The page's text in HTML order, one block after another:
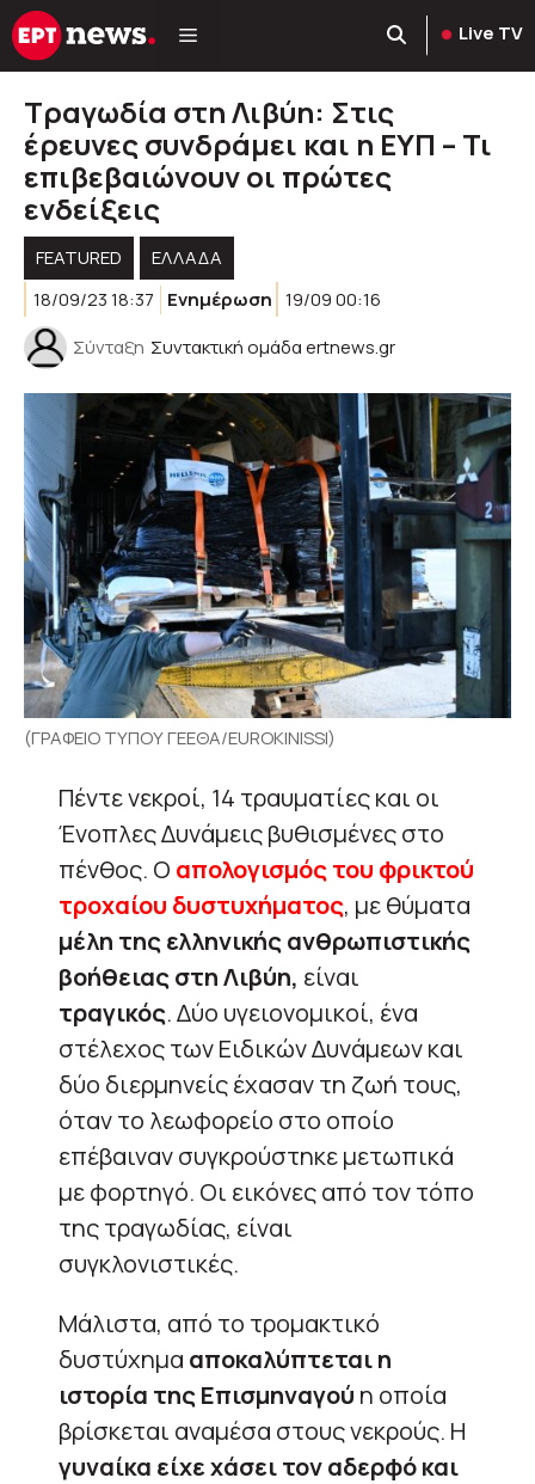
Μετάβαση
σε
Live TV
Τραγωδία στη Λιβύη: Στις
έρευνες συνδράμει και η ΕΥΠ – Τι
επιβεβαιώνουν οι πρώτες
ενδείξεις
FEATURED
ΕΛΛΑΔΑ
18/09/23 18:37
Ενημέρωση 19/09 00:16
Σύνταξη Συντακτική ομάδα ertnews.gr
(ΓΡΑΦΕΙΟ ΤΥΠΟΥ ΓΕΕΘΑ/EUROKINISSI)
Πέντε νεκροί, 14 τραυματίες και οι
Ένοπλες Δυνάμεις βυθισμένες στο
πένθος. Ο απολογισμός του φρικτού
τροχαίου δυστυχήματος, με θύματα
μέλη της ελληνικής ανθρωπιστικής
βοήθειας στη Λιβύη, είναι
τραγικός. Δύο υγειονομικοί, ένα
στέλεχος των Ειδικών Δυνάμεων και
δύο διερμηνείς έχασαν τη ζωή τους,
όταν το λεωφορείο στο οποίο
επέβαιναν συγκρούστηκε μετωπικά
με φορτηγό. Οι εικόνες από τον τόπο
της τραγωδίας, είναι
συγκλονιστικές.
Μάλιστα, από το τρομακτικό
δυστύχημα αποκαλύπτεται η
ιστορία της Επισμηναγού η οποία
βρίσκεται αναμέσα στους νεκρούς. Η
γυναίκα είχε χάσει τον αδερφό και